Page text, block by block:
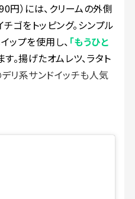
円）には、クリームの外側
ゴをトッピング。シンプル
ップを使用し、 「もうひと
。揚げたオムレツ、ラタト
リ系サンドイッチも人気